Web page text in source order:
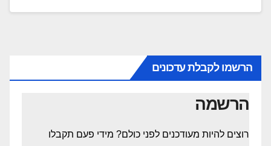
הרשמו לקבלת עדכונים
הרשמה
רוצים להיות מעודכנים לפני כולם? מידי פעם תקבלו